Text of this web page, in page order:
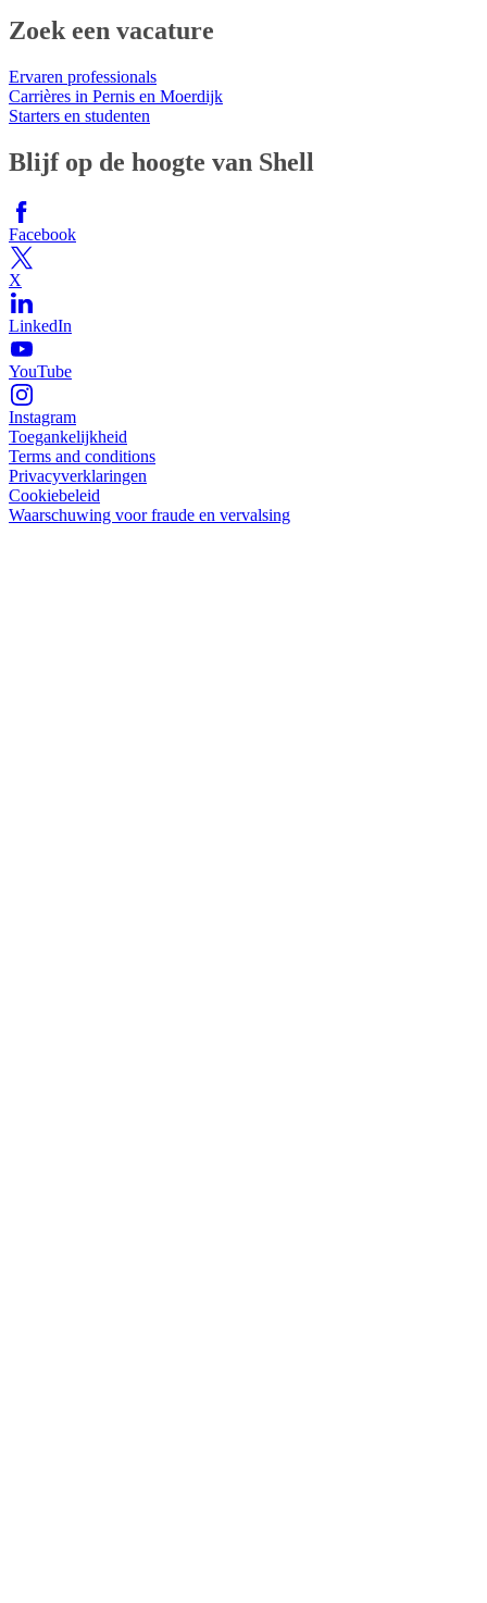
Zoek een vacature
Ervaren professionals
Carrières in Pernis en Moerdijk
Starters en studenten
Blijf op de hoogte van Shell
Facebook
X
LinkedIn
YouTube
Instagram
Toegankelijkheid
Terms and conditions
Privacyverklaringen
Cookiebeleid
Waarschuwing voor fraude en vervalsing